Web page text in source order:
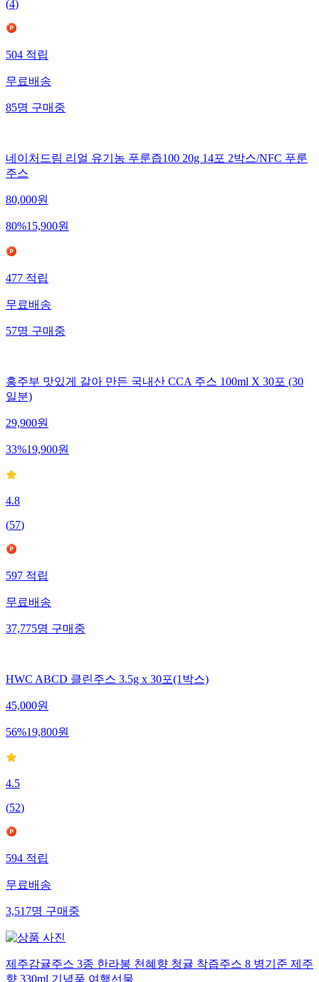
(4)
504적립
무료배송
85명구매중
네이처드림 리얼 유기농 푸룬즙100 20g 14포 2박스/NFC 푸룬
주스
80,000원
80%15,900원
477적립
무료배송
57명구매중
홍주부 맛있게 갈아 만든 국내산 CCA 주스 100ml X 30포 (30
일분)
29,900원
33%19,900원
4.8
(57)
597적립
무료배송
37,775명구매중
HWC ABCD 클린주스 3.5g x 30포(1박스)
45,000원
56%19,800원
4.5
(52)
594적립
무료배송
3,517명구매중
제주감귤주스 3종 한라봉 천혜향 청귤 착즙주스 8 병기준 제주